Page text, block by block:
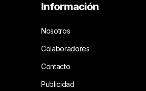
Información
Nosotros
Colaboradores
Contacto
Publicidad